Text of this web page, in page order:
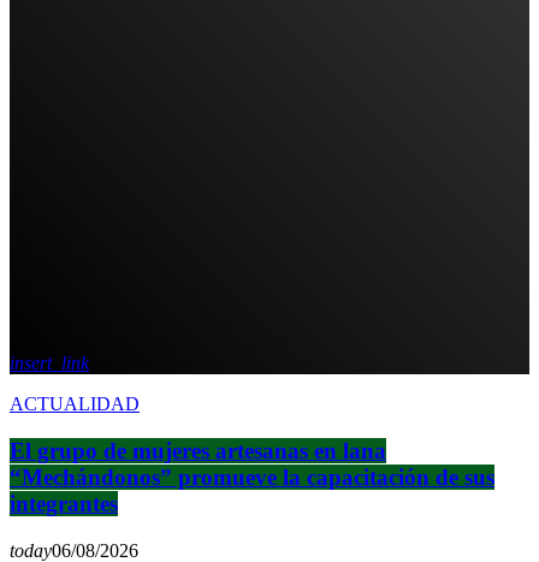
insert_link
ACTUALIDAD
El grupo de mujeres artesanas en lana
“Mechándonos” promueve la capacitación de sus
integrantes
today06/08/2026